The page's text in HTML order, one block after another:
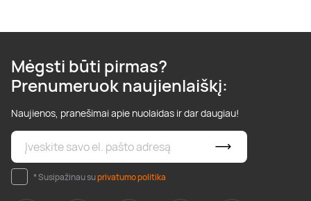
Mėgsti būti pirmas?
Prenumeruok naujienlaiškį:
Naujienos, pranešimai apie nuolaidas ir dar daugiau!
* Susipažinau suprivatumo politika